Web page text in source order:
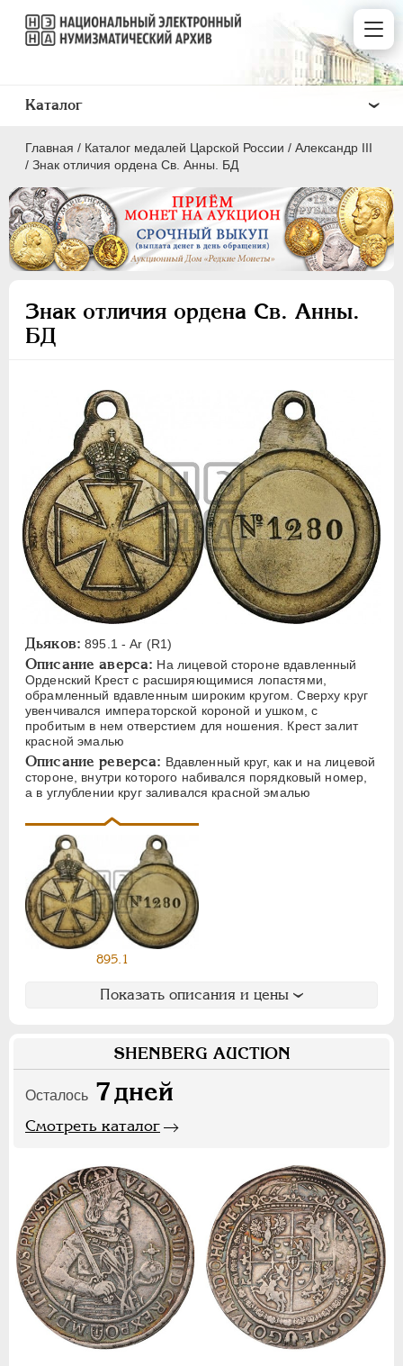
Главная / Каталог медалей Царской России / Александр III
/ Знак отличия ордена Св. Анны. БД
Знак отличия ордена Св. Анны.
БД
Дьяков: 895.1 - Ar (R1)
Описание аверса: На лицевой стороне вдавленный
Орденский Крест с расширяющимися лопастями,
обрамленный вдавленным широким кругом. Сверху круг
увенчивался императорской короной и ушком, с
пробитым в нем отверстием для ношения. Крест залит
красной эмалью
Описание реверса: Вдавленный круг, как и на лицевой
стороне, внутри которого набивался порядковый номер,
а в углублении круг заливался красной эмалью
895.1
Показать описания и цены
SHENBERG AUCTION
Осталось 7дней
Смотреть каталог
Каталог
ВСЕ
ЕКАТЕРИНА I 1725-1727
ПЕТР II
ИОАНН АНТОНОВИЧ
ЕЛИЗАВЕТА
1741-1762
ПЕТР III 1762-1762
ЕКАТЕРИНА II 1762-1796
ПАВЕЛ I 1796-1801
АЛЕКСАНДР I 1801-1825
НИКОЛАЙ I 1826-1855
АЛЕКСАНДР II 1855-1881
АЛЕКСАНДР III 1881-1894
Латинская надпись
A C E F H I J K
M
R S T V W X Z
Русская надпись
А Б В Г Д Е З И
К
Л
М Н О П Р С Т
Ф
Х Э
Цифры
1 2 7
НИКОЛАЙ II 1894-1917